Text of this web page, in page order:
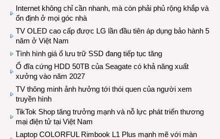
Internet không chỉ cần nhanh, mà còn phải phủ rộng khắp và
ổn định ở mọi góc nhà
TV OLED cao cấp được LG lần đầu tiên áp dụng bảo hành 5
năm ở Việt Nam
Tình hình giá ổ lưu trữ SSD đang tiếp tục tăng
Ổ đĩa cứng HDD 50TB của Seagate có khả năng xuất
xưởng vào năm 2027
TV thông minh ảnh hưởng tới thói quen của người xem
truyền hình
TikTok Shop tăng trưởng mạnh và nỗ lực phát triển thương
mại điện tử tại Việt Nam
Laptop COLORFUL Rimbook L1 Plus mạnh mẽ với màn